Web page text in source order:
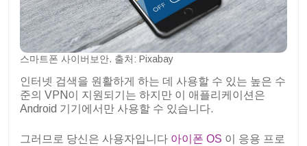
스마트폰 사이버보안. 출처: Pixabay
인터넷 검색을 원활하게 하는 데 사용할 수 있는 높은 수
준의 VPN이 지원되기는 하지만 이 애플리케이션은
Android 기기에서만 사용할 수 있습니다.
그러므로 당신은 사용자입니다 아이폰 OS 이 응용 프로